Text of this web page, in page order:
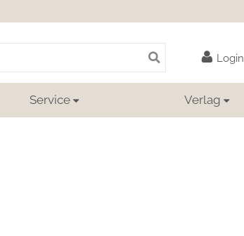
Login
Service Verlag